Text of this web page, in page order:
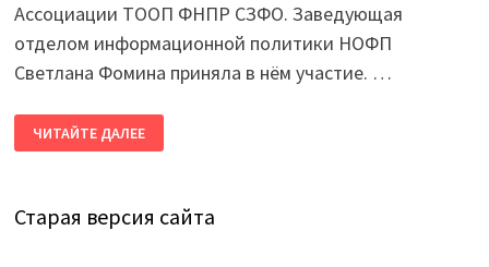
Ассоциации ТООП ФНПР СЗФО. Заведующая
отделом информационной политики НОФП
Светлана Фомина приняла в нём участие. …
ЗАСЕДАНИЕ
МОЛОДЁЖНОГО
СОВЕТА
СЗФО
ЧИТАЙТЕ ДАЛЕЕ
Старая версия сайта